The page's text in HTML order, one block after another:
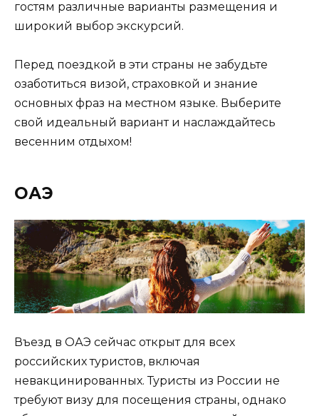
гостям различные варианты размещения и
широкий выбор экскурсий.
Перед поездкой в эти страны не забудьте
озаботиться визой, страховкой и знание
основных фраз на местном языке. Выберите
свой идеальный вариант и наслаждайтесь
весенним отдыхом!
ОАЭ
Въезд в ОАЭ сейчас открыт для всех
российских туристов, включая
невакцинированных. Туристы из России не
требуют визу для посещения страны, однако